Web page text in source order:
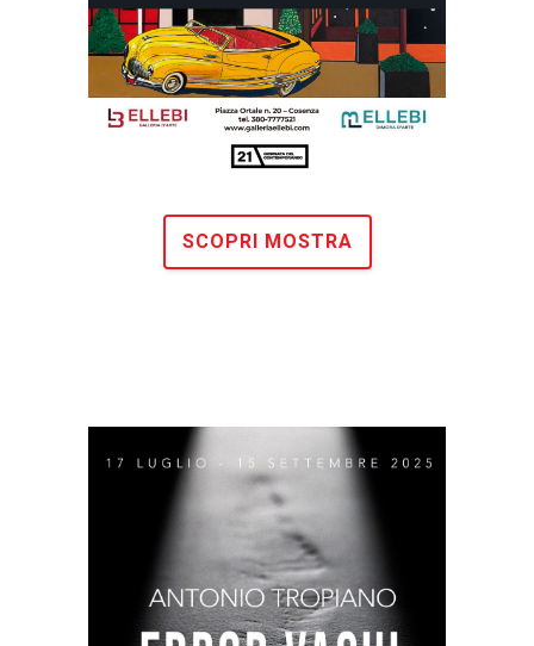
SCOPRI MOSTRA